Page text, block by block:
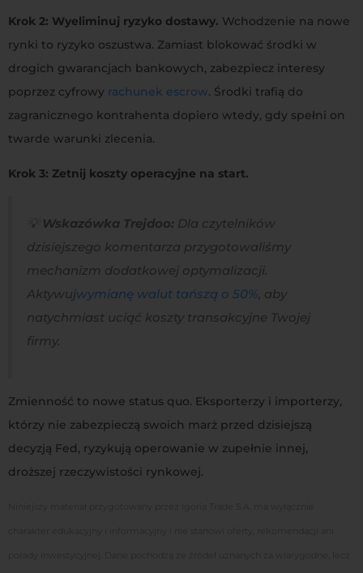
Krok 2: Wyeliminuj ryzyko dostawy. Wchodzenie na nowe
rynki to ryzyko oszustwa. Zamiast blokować środki w
drogich gwarancjach bankowych, zabezpiecz interesy
poprzez cyfrowy rachunek escrow. Środki trafią do
zagranicznego kontrahenta dopiero wtedy, gdy spełni on
twarde warunki zlecenia.
Krok 3: Zetnij koszty operacyjne na start.
💡 Wskazówka Trejdoo: Dla czytelników
dzisiejszego komentarza przygotowaliśmy
mechanizm dodatkowej optymalizacji.
Aktywujwymianę walut tańszą o 50% , aby
natychmiast uciąć koszty transakcyjne Twojej
firmy.
Zmienność to nowe status quo. Eksporterzy i importerzy,
którzy nie zabezpieczą swoich marż przed dzisiejszą
decyzją Fed, ryzykują operowanie w zupełnie innej,
droższej rzeczywistości rynkowej.